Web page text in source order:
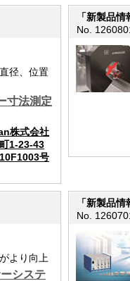
径、位置
寸法測定
株式会社
1-23-43
号
「新製品
No.
より向上
システ
「新製品
No.